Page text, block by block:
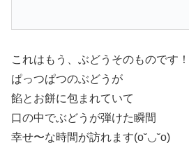
これはもう、ぶどうそのものです！
ぱっつぱつのぶどうが
餡とお餅に包まれていて
口の中でぶどうが弾けた瞬間
幸せ〜な時間が訪れます(o˘◡˘o)